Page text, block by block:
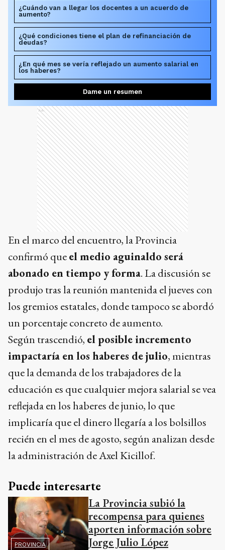
¿Cuándo van a llegar los docentes a un acuerdo de
aumento?
¿Qué condiciones tiene el plan de refinanciación de
deudas?
¿En qué mes se vería reflejado un aumento salarial en
los haberes?
Dame un resumen
Ads
En el marco del encuentro, la Provincia
confirmó queel medio aguinaldo será
abonado en tiempo y forma. La discusión se
produjo tras la reunión mantenida el jueves con
los gremios estatales, donde tampoco se abordó
un porcentaje concreto de aumento.
Según trascendió, el posible incremento
impactaría en los haberes de julio, mientras
que la demanda de los trabajadores de la
educación es que cualquier mejora salarial se vea
reflejada en los haberes de junio, lo que
implicaría que el dinero llegaría a los bolsillos
recién en el mes de agosto, según analizan desde
la administración de Axel Kicillof.
Puede interesarte
PROVINCIA
La Provincia subió la
recompensa para quienes
aporten información sobre
Jorge Julio López